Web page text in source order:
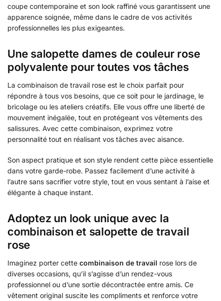
coupe contemporaine et son look raffiné vous garantissent une
apparence soignée, même dans le cadre de vos activités
professionnelles les plus exigeantes.
Une salopette dames de couleur rose
polyvalente pour toutes vos tâches
La combinaison de travail rose est le choix parfait pour
répondre à tous vos besoins, que ce soit pour le jardinage, le
bricolage ou les ateliers créatifs. Elle vous offre une liberté de
mouvement inégalée, tout en protégeant vos vêtements des
salissures. Avec cette combinaison, exprimez votre
personnalité tout en réalisant vos tâches avec aisance.
Son aspect pratique et son style rendent cette pièce essentielle
dans votre garde-robe. Passez facilement d’une activité à
l’autre sans sacrifier votre style, tout en vous sentant à l’aise et
élégante à chaque instant.
Adoptez un look unique avec la
combinaison et salopette de travail
rose
Imaginez porter cette combinaison de travail rose lors de
diverses occasions, qu’il s’agisse d’un rendez-vous
professionnel ou d’une sortie décontractée entre amis. Ce
vêtement original suscite les compliments et renforce votre